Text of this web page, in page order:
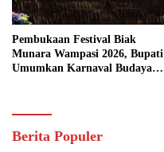
Pembukaan Festival Biak
Munara Wampasi 2026, Bupati
Umumkan Karnaval Budaya
Berita Populer